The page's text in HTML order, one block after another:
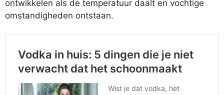
ontwikkelen als de temperatuur daalt en vochtige
omstandigheden ontstaan.